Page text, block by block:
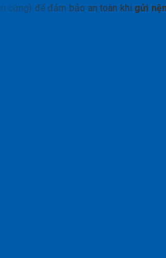
cứng) để đảm bảo an toàn khi gửi